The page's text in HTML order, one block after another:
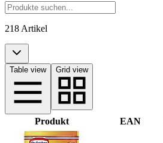
218 Artikel
Table view Grid view
Produkt EAN